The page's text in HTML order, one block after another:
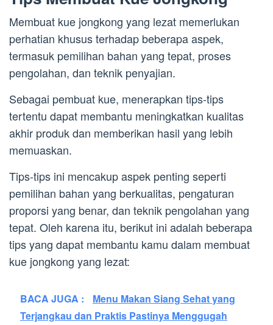
Membuat kue jongkong yang lezat memerlukan
perhatian khusus terhadap beberapa aspek,
termasuk pemilihan bahan yang tepat, proses
pengolahan, dan teknik penyajian.
Sebagai pembuat kue, menerapkan tips-tips
tertentu dapat membantu meningkatkan kualitas
akhir produk dan memberikan hasil yang lebih
memuaskan.
Tips-tips ini mencakup aspek penting seperti
pemilihan bahan yang berkualitas, pengaturan
proporsi yang benar, dan teknik pengolahan yang
tepat. Oleh karena itu, berikut ini adalah beberapa
tips yang dapat membantu kamu dalam membuat
kue jongkong yang lezat:
BACA JUGA :
Menu Makan Siang Sehat yang
Terjangkau dan Praktis Pastinya Menggugah